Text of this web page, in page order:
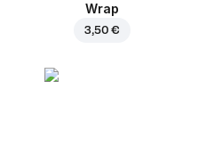
Wrap
3,50 €